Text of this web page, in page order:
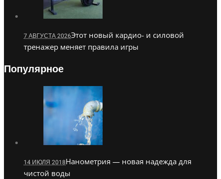
7 АВГУСТА 2026Этот новый кардио- и силовой
тренажер меняет правила игры
Популярное
14 ИЮЛЯ 2018Нанометрия — новая надежда для
чистой воды